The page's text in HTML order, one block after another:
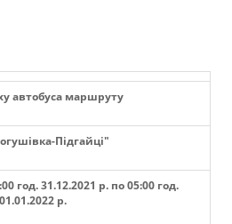
автобуса маршруту
-Підгайці"
год. 31.12.2021 р. по 05:00 год.
01.01.2022 р.